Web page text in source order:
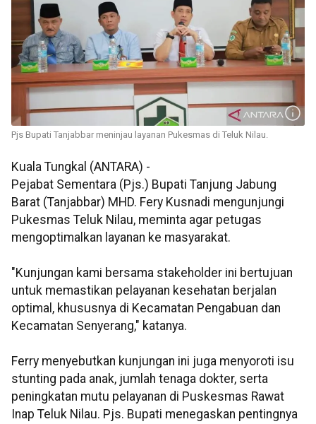
Pjs Bupati Tanjabbar meninjau layanan Pukesmas di Teluk Nilau.
Kuala Tungkal (ANTARA) -
Pejabat Sementara (Pjs.) Bupati Tanjung Jabung
Barat (Tanjabbar) MHD. Fery Kusnadi mengunjungi
Pukesmas Teluk Nilau, meminta agar petugas
mengoptimalkan layanan ke masyarakat.
"Kunjungan kami bersama stakeholder ini bertujuan
untuk memastikan pelayanan kesehatan berjalan
optimal, khususnya di Kecamatan Pengabuan dan
Kecamatan Senyerang," katanya.
Ferry menyebutkan kunjungan ini juga menyoroti isu
stunting pada anak, jumlah tenaga dokter, serta
peningkatan mutu pelayanan di Puskesmas Rawat
Inap Teluk Nilau. Pjs. Bupati menegaskan pentingnya